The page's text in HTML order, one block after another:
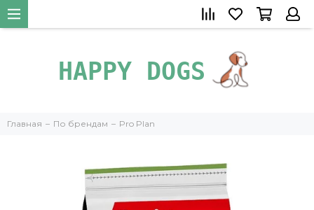
Главная По брендам Pro Plan